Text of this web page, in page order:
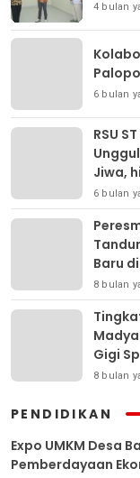
4 bulan
6 bulan
RSU
Jiwa,
6 bulan
Baru
8 bulan
Gigi
8 bulan
PENDIDIKAN
Expo UMKM Desa
Pemberdayaan